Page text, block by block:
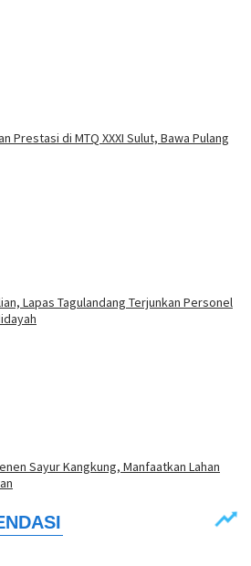
Prestasi di MTQ XXXI Sulut, Bawa Pulang
Lapas Tagulandang Terjunkan Personel
Sayur Kangkung, Manfaatkan Lahan